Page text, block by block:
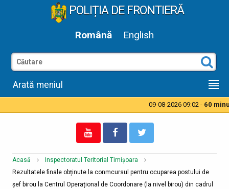
POLIȚIA DE FRONTIERĂ
Română English
Arată meniul
09-08-2026 09:02 -60
Acasă
Inspectoratul Teritorial Timișoara
Rezultatele finale obținute la conmcursul pentru ocuparea postului de
şef birou la Centrul Operațional de Coordonare (la nivel birou) din cadrul